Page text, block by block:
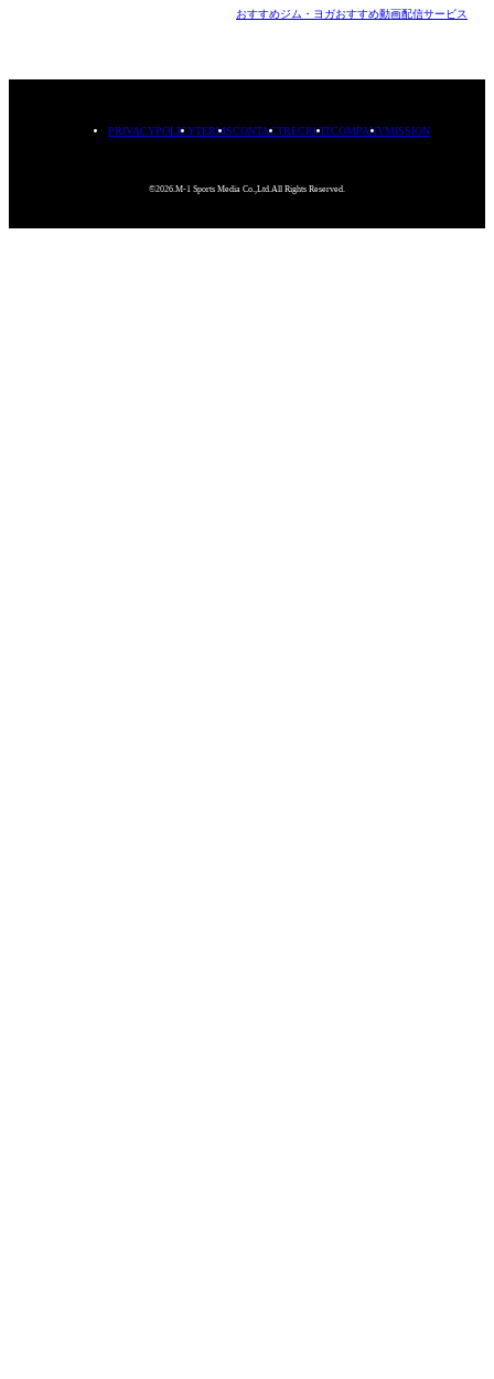
おすすめジム・ヨガおすすめ動画配信サービス
PRIVACYPOLICYTERMSCONTACTRECRUITCOMPANYMISSION
©2026.M-1 Sports Media Co.,Ltd.All Rights Reserved.